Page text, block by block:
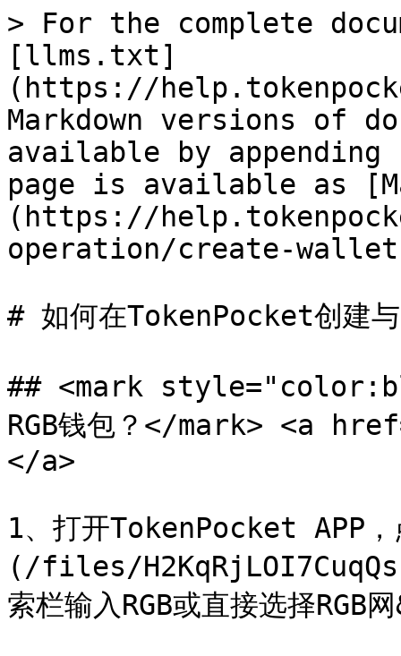
> For the complete
[llms.txt]
(https://
Markdown versions of
available by
page is available as
(https://
operation/create-
# 如何在TokenPocket创建与
## <mark
RGB钱包？</mark> <a
</a>
1、打开TokenPocket APP
(/files/
索栏输入RGB或直接选择